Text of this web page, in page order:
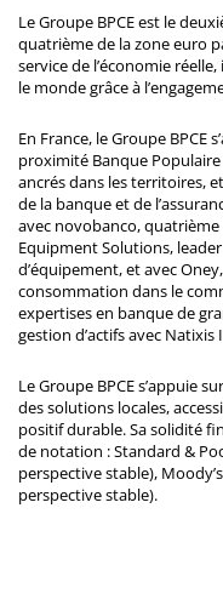
Le Groupe BPCE est le
quatrième de la zone euro
service de l’économie
le monde grâce à
En France, le Groupe BPCE
proximité Banque
ancrés dans les territoires,
de la banque et de
avec novobanco, quatrième
Equipment Solutions,
d’équipement, et avec
consommation dans le
expertises en banque de
gestion d’actifs avec Natixis
Le Groupe BPCE s’appuie
des solutions locales,
positif durable. Sa solidité
de notation : Standard &
perspective stable),
perspective stable).